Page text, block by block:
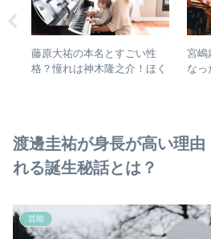
藤原大祐の本名とすごい性
格？憧れは神木隆之介！ほく
宮嶋
なっ
渡邊圭祐が身長が高い理由
れる誕生秘話とは？
芸能